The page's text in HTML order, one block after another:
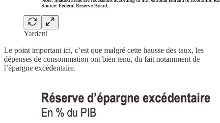
Yardeni
Le point important ici, c’est que malgré cette hausse des taux, les
dépenses de consommation ont bien tenu, du fait notamment de
l’épargne excédentaire.